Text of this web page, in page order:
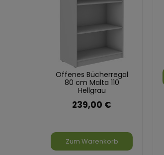
Offenes Bücherregal
80 cm Malta 110
Hellgrau
239,00 €
Zum Warenkorb